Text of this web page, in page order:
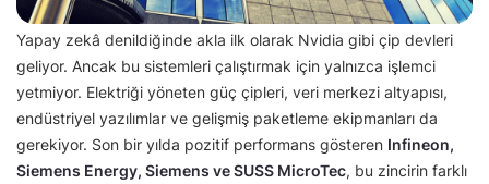
Yapay zekâ denildiğinde akla ilk olarak Nvidia gibi çip devleri
geliyor. Ancak bu sistemleri çalıştırmak için yalnızca işlemci
yetmiyor. Elektriği yöneten güç çipleri, veri merkezi altyapısı,
endüstriyel yazılımlar ve gelişmiş paketleme ekipmanları da
gerekiyor. Son bir yılda pozitif performans gösteren Infineon,
Siemens Energy, Siemens ve SUSS MicroTec, bu zincirin farklı